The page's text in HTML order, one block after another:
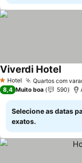
1 Estrelas
Hotel Quartos com
Viverdi Hotel
8,4 Muito boa 590
Selecione as datas
exatos.